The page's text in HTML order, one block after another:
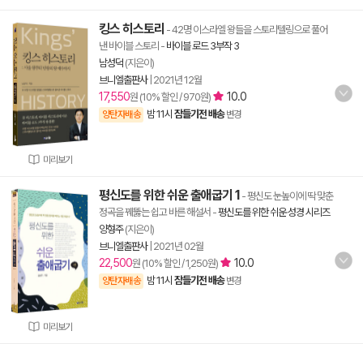
미리보기
킹스 히스토리 - 42명 이스라엘 왕들을 스토리텔링으로 풀어
낸 바이블 스토리 - 바이블 로드 3부작 3
남성덕 (지은이)
브니엘출판사| 2021년 12월
17,550원 (10% 할인 / 970원) 10.0
양탄자배송 밤 11시 잠들기전 배송 변경
미리보기
평신도를 위한 쉬운 출애굽기 1 - 평신도 눈높이에 딱 맞춘
정곡을 꿰뚫는 쉽고 바른 해설서 -평신도를 위한 쉬운 성경 시리즈
양형주(지은이)
브니엘출판사| 2021년 02월
22,500원 (10% 할인 / 1,250원) 10.0
양탄자배송 밤 11시 잠들기전 배송 변경